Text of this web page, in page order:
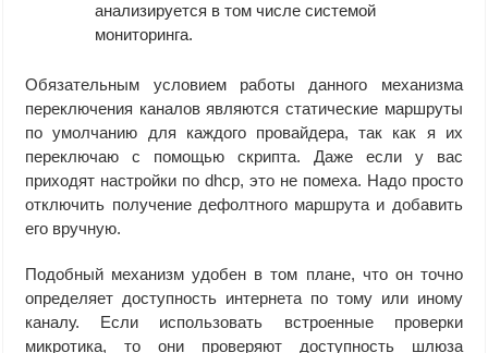
анализируется в том числе системой
мониторинга.
Обязательным условием работы данного механизма
переключения каналов являются статические маршруты
по умолчанию для каждого провайдера, так как я их
переключаю с помощью скрипта. Даже если у вас
приходят настройки по dhcp, это не помеха. Надо просто
отключить получение дефолтного маршрута и добавить
его вручную.
Подобный механизм удобен в том плане, что он точно
определяет доступность интернета по тому или иному
каналу. Если использовать встроенные проверки
микротика, то они проверяют доступность шлюза